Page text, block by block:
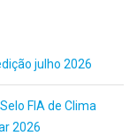
julho 2026
FIA de Clima
2026